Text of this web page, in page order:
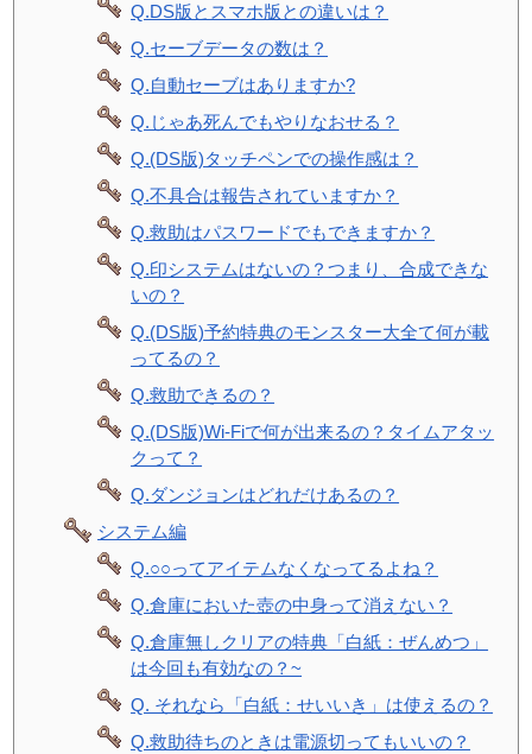
Q.DS版とスマホ版との違いは？
Q.セーブデータの数は？
Q.自動セーブはありますか?
Q.じゃあ死んでもやりなおせる？
Q.(DS版)タッチペンでの操作感は？
Q.不具合は報告されていますか？
Q.救助はパスワードでもできますか？
Q.印システムはないの？つまり、合成できな
いの？
Q.(DS版)予約特典のモンスター大全て何が載
ってるの？
Q.救助できるの？
Q.(DS版)Wi-Fiで何が出来るの？タイムアタッ
クって？
Q.ダンジョンはどれだけあるの？
システム編
Q.○○ってアイテムなくなってるよね？
Q.倉庫においた壺の中身って消えない？
Q.倉庫無しクリアの特典「白紙：ぜんめつ」
は今回も有効なの？~
Q. それなら「白紙：せいいき」は使えるの？
Q.救助待ちのときは電源切ってもいいの？